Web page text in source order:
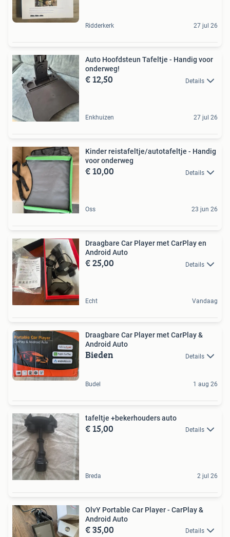
Ridderkerk 27 jul 26
Auto Hoofdsteun Tafeltje - Handig voor
onderweg!
€ 12,50 Details
Enkhuizen 27 jul 26
Kinder reistafeltje/autotafeltje - Handig
voor onderweg
€ 10,00 Details
Oss 23 jun 26
Draagbare Car Player met CarPlay en
Android Auto
€ 25,00 Details
Echt Vandaag
Draagbare Car Player met CarPlay &
Android Auto
Bieden Details
Budel 1 aug 26
tafeltje +bekerhouders auto
€ 15,00 Details
Breda 2 jul 26
OlvY Portable Car Player - CarPlay &
Android Auto
€ 35,00 Details